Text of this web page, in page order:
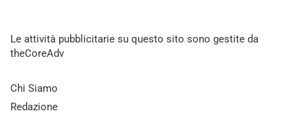
Le attività pubblicitarie su questo sito sono gestite da
theCoreAdv
Chi Siamo
Redazione